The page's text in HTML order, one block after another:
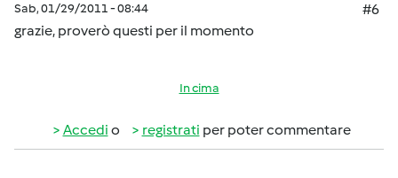
Sab, 01/29/2011 - 08:44
#6
grazie, proverò questi per il momento
In cima
Accedi o registrati per poter commentare